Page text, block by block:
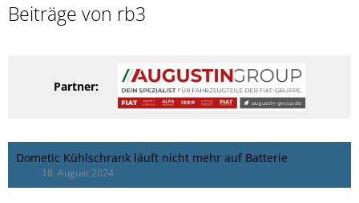
Beiträge von rb3
Partner:
Dometic Kühlschrank läuft nicht mehr auf Batterie
18. August 2024